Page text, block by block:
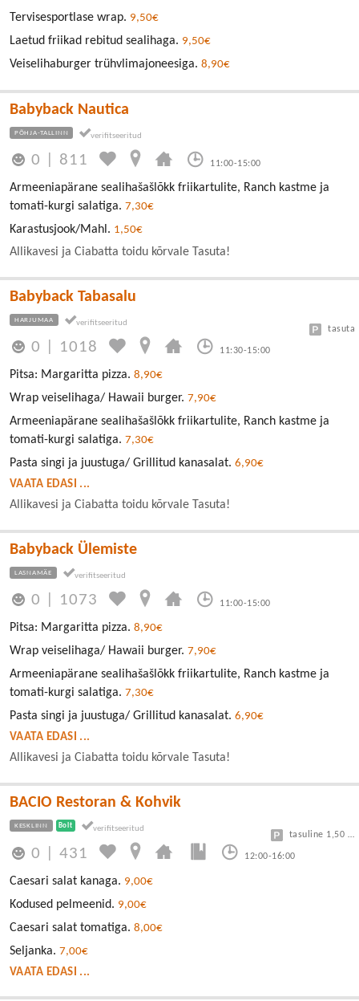
Tervisesportlase wrap. 9,50€
Laetud friikad rebitud sealihaga. 9,50€
Veiselihaburger trühvlimajoneesiga. 8,90€
Babyback Nautica
PÕHJA-TALLINN
0 811 11:00-15:00
Armeeniapärane sealihašašlõkk friikartulite, Ranch kastme ja
tomati-kurgi salatiga. 7,30€
Karastusjook/Mahl. 1,50€
Allikavesi ja Ciabatta toidu kõrvale Tasuta!
Babyback Tabasalu
HARJUMAA
0 1018 11:30-15:00
tasuta
Pitsa: Margaritta pizza. 8,90€
Wrap veiselihaga/ Hawaii burger. 7,90€
Armeeniapärane sealihašašlõkk friikartulite, Ranch kastme ja
tomati-kurgi salatiga. 7,30€
Pasta singi ja juustuga/ Grillitud kanasalat. 6,90€
VAATA EDASI ...
Allikavesi ja Ciabatta toidu kõrvale Tasuta!
Babyback Ülemiste
LASNAMÄE
0 1073 11:00-15:00
Pitsa: Margaritta pizza. 8,90€
Wrap veiselihaga/ Hawaii burger. 7,90€
Armeeniapärane sealihašašlõkk friikartulite, Ranch kastme ja
tomati-kurgi salatiga. 7,30€
Pasta singi ja juustuga/ Grillitud kanasalat. 6,90€
VAATA EDASI ...
Allikavesi ja Ciabatta toidu kõrvale Tasuta!
BACIO Restoran & Kohvik
KESKLINN Bolt
0 |431 12:00-16:00
tasuline 1,50 eur/h
Caesari salat kanaga. 9,00€
Kodused pelmeenid. 9,00€
Caesari salat tomatiga. 8,00€
Seljanka. 7,00€
VAATA EDASI ...